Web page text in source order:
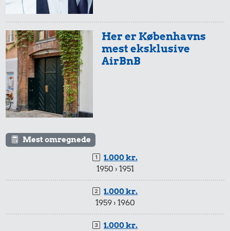
Her er Københavns
mest eksklusive
AirBnB
Mest omregnede
1.000 kr.
1950 › 1951
1.000 kr.
1959 › 1960
1.000 kr.